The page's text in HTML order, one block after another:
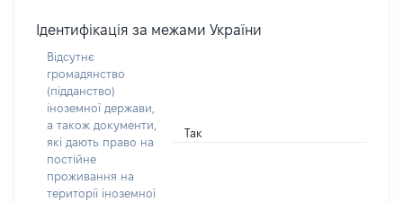
Ідентифікація за межами України
Відсутнє
громадянство
(підданство)
іноземної держави,
а також документи,
які дають право на
постійне
проживання на
території іноземної
Так